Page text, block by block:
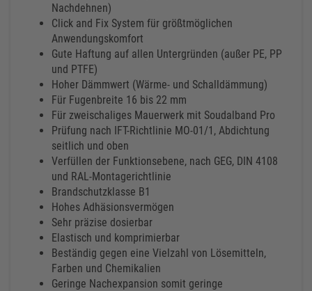
Nachdehnen)
Click and Fix System für größtmöglichen
Anwendungskomfort
Gute Haftung auf allen Untergründen (außer PE, PP
und PTFE)
Hoher Dämmwert (Wärme- und Schalldämmung)
Für Fugenbreite 16 bis 22 mm
Für zweischaliges Mauerwerk mit Soudalband Pro
Prüfung nach IFT-Richtlinie MO-01/1, Abdichtung
seitlich und oben
Verfüllen der Funktionsebene, nach GEG, DIN 4108
und RAL-Montagerichtlinie
Brandschutzklasse B1
Hohes Adhäsionsvermögen
Sehr präzise dosierbar
Elastisch und komprimierbar
Beständig gegen eine Vielzahl von Lösemitteln,
Farben und Chemikalien
Geringe Nachexpansion somit geringe